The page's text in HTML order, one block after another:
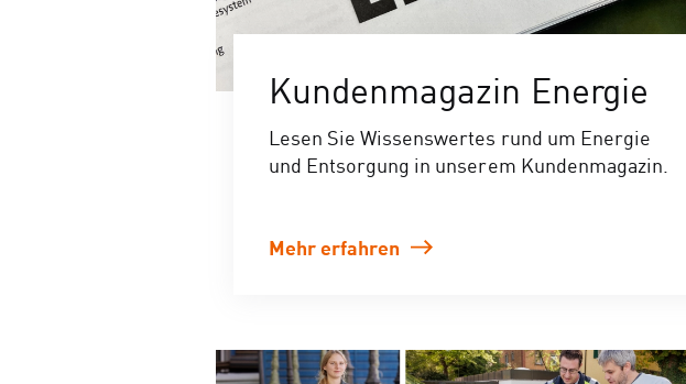
Kundenmagazin Energie
Lesen Sie Wissenswertes rund um Energie
und Entsorgung in unserem Kundenmagazin.
Mehr erfahren